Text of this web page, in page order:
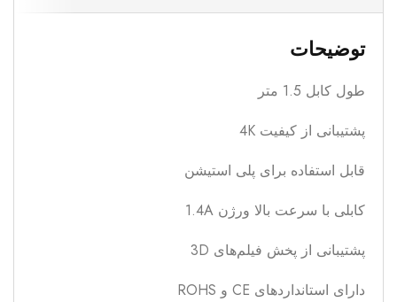
توضیحات
طول کابل 1.5 متر
پشتیبانی از کیفیت 4K
قابل استفاده برای پلی استیشن
کابلی با سرعت بالا ورژن 1.4A
پشتیبانی از پخش فیلم‌های 3D
دارای استانداردهای CE و ROHS